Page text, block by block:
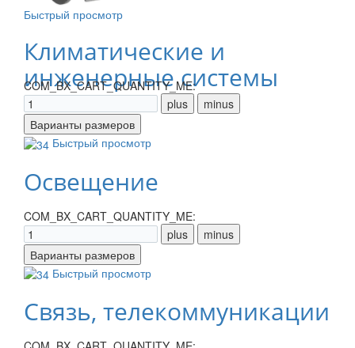
Быстрый просмотр
Климатические и
инженерные системы
COM_BX_CART_QUANTITY_ME:
Быстрый просмотр
Освещение
COM_BX_CART_QUANTITY_ME:
Быстрый просмотр
Связь, телекоммуникации